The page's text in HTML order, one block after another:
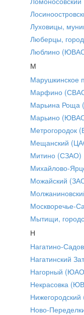
Луховицы,
Люберцы,
Люблино
М
Марушкинское
Марфино
Марьина Роща
Марьино
Метрогородок
Мещанский
Митино (СЗАО)
Михайлово-
Можайский
Москворечье-
Мытищи,
Н
Нагатино-
Нагатинский
Нагорный
Некрасовка
Ново-